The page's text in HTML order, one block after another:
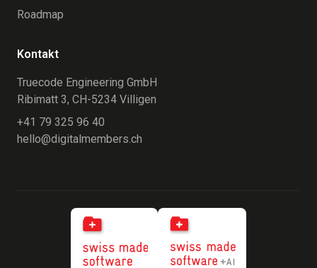
Roadmap
Kontakt
Truecode Engineering GmbH
Ribimatt 3, CH-5234 Villigen
+41 79 325 96 40
hello@digitalmembers.ch